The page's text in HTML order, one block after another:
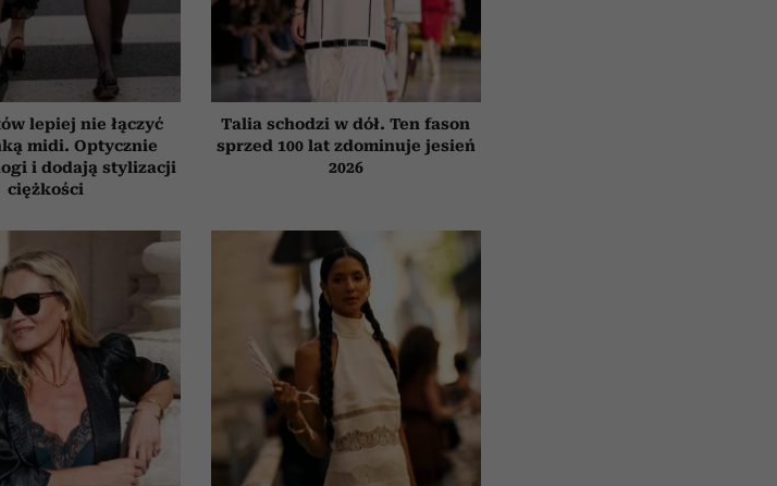
lepiej nie łączyć
midi. Optycznie
i dodają stylizacji
ciężkości
Talia schodzi w dół. Ten fason
sprzed 100 lat zdominuje jesień
2026